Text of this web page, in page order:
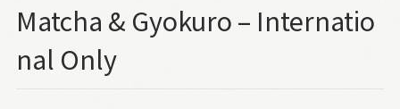
Matcha & Gyokuro – Internatio
nal Only